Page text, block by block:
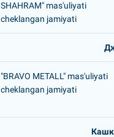
SHAHRAM" mas'uliyati
cheklangan jamiyati
"BRAVO METALL" mas'uliyati
cheklangan jamiyati